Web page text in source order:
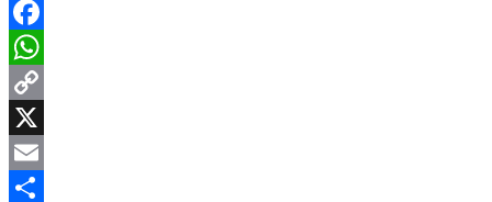
Facebook
WhatsApp
Copy
Link
X
Email